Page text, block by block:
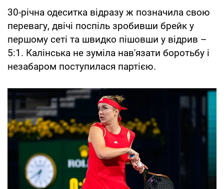
30-річна одеситка відразу ж позначила свою
перевагу, двічі поспіль зробивши брейк у
першому сеті та швидко пішовши у відрив –
5:1. Калінська не зуміла нав'язати боротьбу і
незабаром поступилася партією.